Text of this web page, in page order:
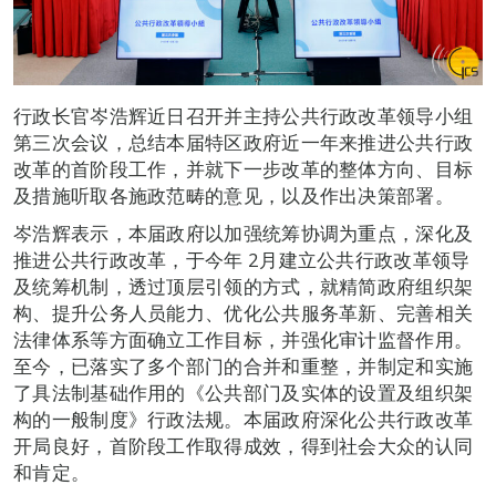
行政长官岑浩辉近日召开并主持公共行政改革领导小组
第三次会议，总结本届特区政府近一年来推进公共行政
改革的首阶段工作，并就下一步改革的整体方向、目标
及措施听取各施政范畴的意见，以及作出决策部署。
岑浩辉表示，本届政府以加强统筹协调为重点，深化及
推进公共行政改革，于今年 2月建立公共行政改革领导
及统筹机制，透过顶层引领的方式，就精简政府组织架
构、提升公务人员能力、优化公共服务革新、完善相关
法律体系等方面确立工作目标，并强化审计监督作用。
至今，已落实了多个部门的合并和重整，并制定和实施
了具法制基础作用的《公共部门及实体的设置及组织架
构的一般制度》行政法规。本届政府深化公共行政改革
开局良好，首阶段工作取得成效，得到社会大众的认同
和肯定。